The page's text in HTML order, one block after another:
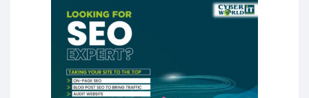
১৭ থেকে ২১ শতাংশ বিদ্যুতের দাম বাড়ানোর প্রস্তাব পিডিবির
১৬ মে চাঁদপুর ও ২৫ মে ফেনী সফরে যাবেন প্রধানমন্ত্রী
উচ্চশিক্ষায় গৌরবময় অর্জন: পূর্ণ স্কলারশিপে যুক্তরাষ্ট্রে
পিএইচডি করছেন কুয়েটের কৃতি…